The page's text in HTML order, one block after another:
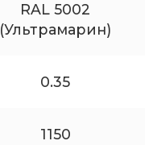
RAL 5002
(Ультрамарин)
0.35
1150